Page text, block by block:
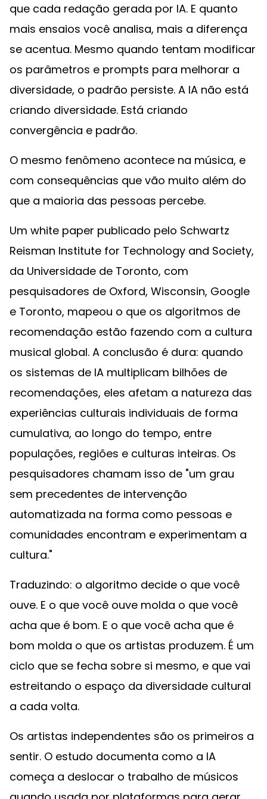
que cada redação gerada por IA. E quanto
mais ensaios você analisa, mais a diferença
se acentua. Mesmo quando tentam modificar
os parâmetros e prompts para melhorar a
diversidade, o padrão persiste. A IA não está
criando diversidade. Está criando
convergência e padrão.
O mesmo fenômeno acontece na música, e
com consequências que vão muito além do
que a maioria das pessoas percebe.
Um white paper publicado pelo Schwartz
Reisman Institute for Technology and Society,
da Universidade de Toronto, com
pesquisadores de Oxford, Wisconsin, Google
e Toronto, mapeou o que os algoritmos de
recomendação estão fazendo com a cultura
musical global. A conclusão é dura: quando
os sistemas de IA multiplicam bilhões de
recomendações, eles afetam a natureza das
experiências culturais individuais de forma
cumulativa, ao longo do tempo, entre
populações, regiões e culturas inteiras. Os
pesquisadores chamam isso de "um grau
sem precedentes de intervenção
automatizada na forma como pessoas e
comunidades encontram e experimentam a
cultura."
Traduzindo: o algoritmo decide o que você
ouve. E o que você ouve molda o que você
acha que é bom. E o que você acha que é
bom molda o que os artistas produzem. É um
ciclo que se fecha sobre si mesmo, e que vai
estreitando o espaço da diversidade cultural
a cada volta.
Os artistas independentes são os primeiros a
sentir. O estudo documenta como a IA
começa a deslocar o trabalho de músicos